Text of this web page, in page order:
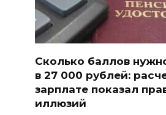
Сколько баллов
в 27 000 рублей:
зарплате показал
иллюзий